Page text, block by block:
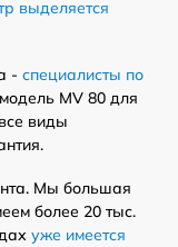
выделяется
- специалисты по
MV 80 для
виды
Мы большая
более 20 тыс.
уже имеется